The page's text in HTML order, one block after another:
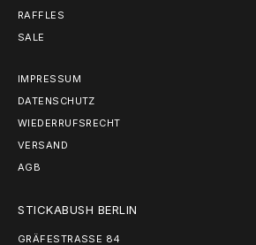
RAFFLES
SALE
IMPRESSUM
DATENSCHUTZ
WIEDERRUFSRECHT
VERSAND
AGB
STICKABUSH BERLIN
GRÄFESTRASSE 84